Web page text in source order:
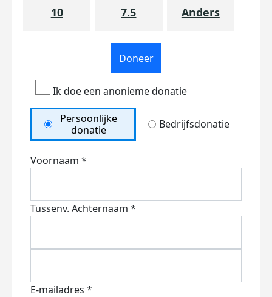
10 7.5 Anders
Doneer
Ik doe een anonieme donatie
Persoonlijke
donatie
Bedrijfsdonatie
Voornaam *
Tussenv. Achternaam *
E-mailadres *